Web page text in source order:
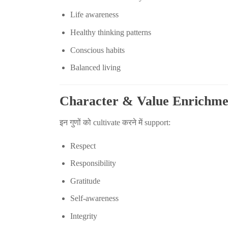
Life awareness
Healthy thinking patterns
Conscious habits
Balanced living
Character & Value
इन गुणों को cultivate करने में support:
Respect
Responsibility
Gratitude
Self-awareness
Integrity